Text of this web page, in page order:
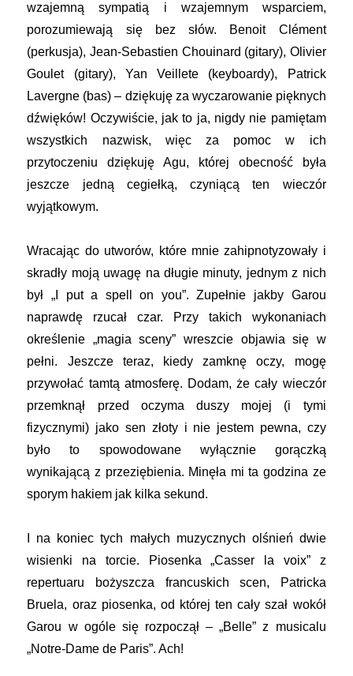
wzajemną sympatią i wzajemnym wsparciem,
porozumiewają się bez słów. Benoit Clément
(perkusja), Jean-Sebastien Chouinard (gitary), Olivier
Goulet (gitary), Yan Veillete (keyboardy), Patrick
Lavergne (bas) – dziękuję za wyczarowanie pięknych
dźwięków! Oczywiście, jak to ja, nigdy nie pamiętam
wszystkich nazwisk, więc za pomoc w ich
przytoczeniu dziękuję Agu, której obecność była
jeszcze jedną cegiełką, czyniącą ten wieczór
wyjątkowym.
Wracając do utworów, które mnie zahipnotyzowały i
skradły moją uwagę na długie minuty, jednym z nich
był „I put a spell on you”. Zupełnie jakby Garou
naprawdę rzucał czar. Przy takich wykonaniach
określenie „magia sceny” wreszcie objawia się w
pełni. Jeszcze teraz, kiedy zamknę oczy, mogę
przywołać tamtą atmosferę. Dodam, że cały wieczór
przemknął przed oczyma duszy mojej (i tymi
fizycznymi) jako sen złoty i nie jestem pewna, czy
było to spowodowane wyłącznie gorączką
wynikającą z przeziębienia. Minęła mi ta godzina ze
sporym hakiem jak kilka sekund.
I na koniec tych małych muzycznych olśnień dwie
wisienki na torcie. Piosenka „Casser la voix” z
repertuaru bożyszcza francuskich scen, Patricka
Bruela, oraz piosenka, od której ten cały szał wokół
Garou w ogóle się rozpoczął – „Belle” z musicalu
„Notre-Dame de Paris”. Ach!